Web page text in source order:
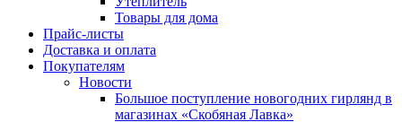
Товары для дома
Прайс-листы
Доставка и оплата
Покупателям
Новости
Большое поступление новогодних гирлянд в
магазинах «Скобяная Лавка»